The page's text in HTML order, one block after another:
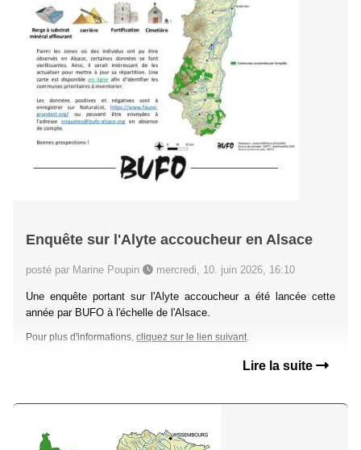
Enquête sur l'Alyte accoucheur en Alsace
posté par Marine Poupin mercredi, 10. juin 2026, 16:10
Une enquête portant sur l'Alyte accoucheur a été lancée cette
année par BUFO à l'échelle de l'Alsace.
Pour plus d'informations, cliquez sur le lien suivant
Lire la suite